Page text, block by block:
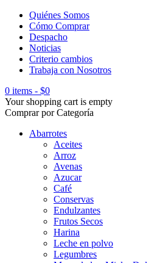
Quiénes Somos
Cómo Comprar
Despacho
Noticias
Criterio cambios
Trabaja con Nosotros
0 items - $0
Your shopping cart is empty
Comprar por Categoría
Abarrotes
Aceites
Arroz
Avenas
Azucar
Café
Conservas
Endulzantes
Frutos Secos
Harina
Leche en polvo
Legumbres